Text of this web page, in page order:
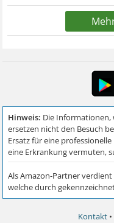
Kontakt •